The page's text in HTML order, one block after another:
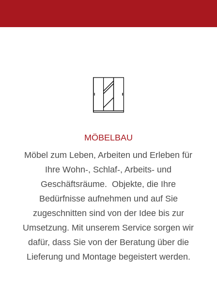
MÖBELBAU
Möbel zum Leben, Arbeiten und Erleben für
Ihre Wohn-, Schlaf-, Arbeits- und
Geschäftsräume. Objekte, die Ihre
Bedürfnisse aufnehmen und auf Sie
zugeschnitten sind von der Idee bis zur
Umsetzung. Mit unserem Service sorgen wir
dafür, dass Sie von der Beratung über die
Lieferung und Montage begeistert werden.